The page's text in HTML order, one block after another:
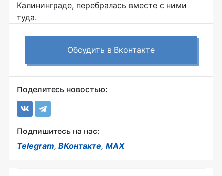
Калининграде, перебралась вместе с ними
туда.
Обсудить в Вконтакте
Поделитесь новостью:
Подпишитесь на нас:
Telegram, ВКонтакте, MAX